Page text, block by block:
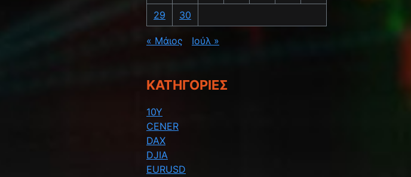
29
30
« Μάιος Ιούλ »
KΑΤΗΓΟΡΊΕΣ
10Y
CENER
DAX
DJIA
EURUSD